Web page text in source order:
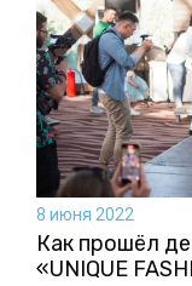
8 июня 2022
Как прошёл
«UNIQUE